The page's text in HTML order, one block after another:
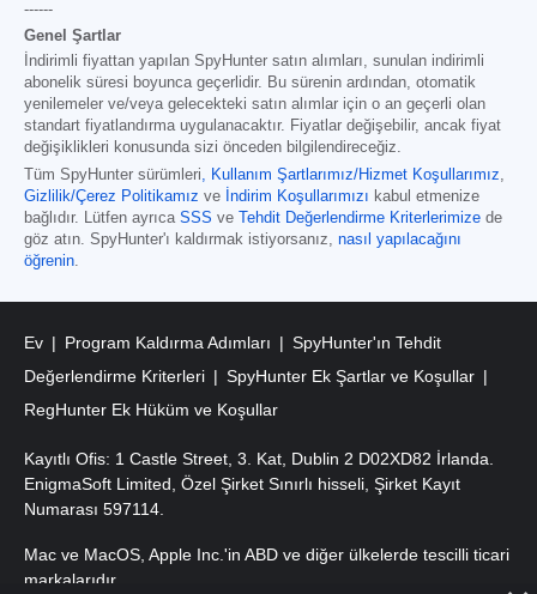
------
Genel Şartlar
İndirimli fiyattan yapılan SpyHunter satın alımları, sunulan indirimli
abonelik süresi boyunca geçerlidir. Bu sürenin ardından, otomatik
yenilemeler ve/veya gelecekteki satın alımlar için o an geçerli olan
standart fiyatlandırma uygulanacaktır. Fiyatlar değişebilir, ancak fiyat
değişiklikleri konusunda sizi önceden bilgilendireceğiz.
Tüm SpyHunter sürümleri, Kullanım Şartlarımız/Hizmet Koşullarımız,
Gizlilik/Çerez Politikamız ve İndirim Koşullarımızı kabul etmenize
bağlıdır. Lütfen ayrıca SSS ve Tehdit Değerlendirme Kriterlerimize de
göz atın. SpyHunter'ı kaldırmak istiyorsanız, nasıl yapılacağını
öğrenin.
Ev Program Kaldırma Adımları
SpyHunter'ın Tehdit
Değerlendirme Kriterleri
SpyHunter Ek Şartlar ve Koşullar
RegHunter Ek Hüküm ve Koşullar
Kayıtlı Ofis: 1 Castle Street, 3. Kat, Dublin 2 D02XD82 İrlanda.
EnigmaSoft Limited, Özel Şirket Sınırlı hisseli, Şirket Kayıt
Numarası 597114.
Mac ve MacOS, Apple Inc.'in ABD ve diğer ülkelerde tescilli ticari
markalarıdır.